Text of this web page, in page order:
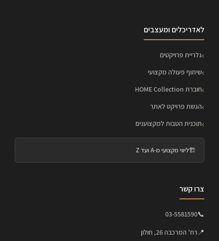
לאדריכלים ומעצבים
גלריית פרויקטים
שיתוף פעולה מקצועי
חוברת HOME Collection
הגשת פרויקט לאתר
תוכנית הטבות למקצוענים
🏗️ליווי מקצועי מ-A ועד Z
צרו קשר
📞
03-5581590
📍 רח' המרכבה 26, חולון